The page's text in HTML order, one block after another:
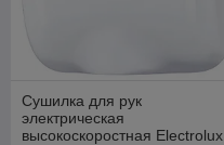
Сушилка для рук
электрическая
высокоскоростная Electrolux